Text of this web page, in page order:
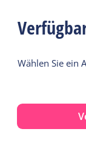
Wählen Sie ein